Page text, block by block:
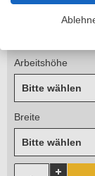
Arbeitshöhe
Bitte wählen
Breite
Bitte wählen